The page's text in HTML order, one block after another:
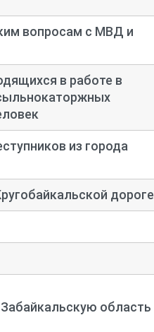
вопросам с МВД и
в работе в
из города
дороге
область